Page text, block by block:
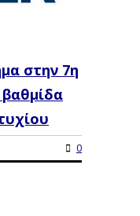
στην 7η
0